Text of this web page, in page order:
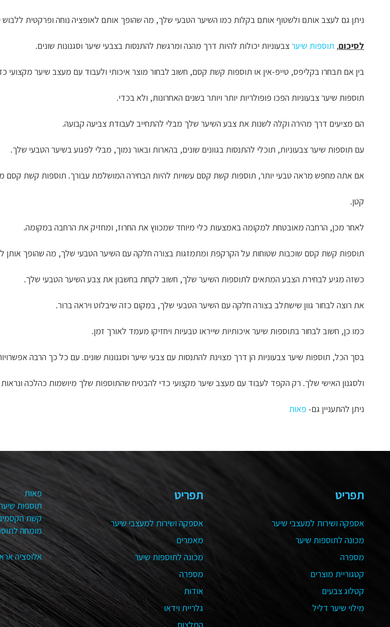
ניתן גם לעצב אותם ולשטוף אותם בקלות כמו השיער הטבעי שלך, מה שהופך אותם לאופציה נוחה ופרקטית ללבוש
לסיכום, תוספות שיערצבעוניות יכולות להיות דרך מהנה ומרגשת להתנסות בצבעי שיער וסגנונות שונים.
בין אם תבחרו בקליפס, טייפ-אין או תוספות קשת קסם, חשוב לבחור מוצר איכותי ולעבוד עם מעצב שיער מקצועי
תוספות שיער צבעוניות הפכו פופולריות יותר ויותר בשנים האחרונות, ולא בכדי.
הם מציעים דרך מהירה וקלה לשנות את צבע השיער שלך מבלי להתחייב לעבודת צביעה קבועה.
עם תוספות שיער צבעוניות, תוכלי להתנסות בגוונים שונים, בהארות ובאור נמוך, מבלי לפגוע בשיער הטבעי שלך.
אם אתה מחפש מראה טבעי יותר, תוספות קשת קסם עשויות להיות הבחירה המושלמת עבורך. תוספות קשת קסם
קטן.
לאחר מכן, הרחבה מאובטחת למקומה באמצעות כלי מיוחד שמכווץ את החרוז, ומחזיק את הרחבה במקומה.
תוספות קשת קסם שוכבות שטוחות על הקרקפת ומתמזגות בצורה חלקה עם השיער הטבעי שלך, מה שהופך אותן
כשזה מגיע לבחירת הצבע המתאים לתוספות השיער שלך, חשוב לקחת בחשבון את צבע השיער הטבעי שלך.
את רוצה לבחור גוון שישתלב בצורה חלקה עם השיער הטבעי שלך, במקום כזה שיבלוט ויראה ברור.
כמו כן, חשוב לבחור בתוספות שיער איכותיות שייראו טבעיות ויחזיקו מעמד לאורך זמן.
בסך הכל, תוספות שיער צבעוניות הן דרך מצוינת להתנסות עם צבעי שיער וסגנונות שונים. עם כל כך הרבה
ולסגנון האישי שלך. רק הקפד לעבוד עם מעצב שיער מקצועי כדי להבטיח שהתוספות שלך מיושמות כהלכה ונראות
ניתן להתעניין גם- פאות
תפריט
אספקה ושירות למעצבי שיער
מכונה לתוספות שיער
מספרה
קטגוריית מוצרים
קטלוג צבעים
מילוי שיער דליל
תפריט
אספקה ושירות למעצבי שיער
מאמרים
מכונה לתוספות שיער
מספרה
אודות
גלריית וידאו
פאות
תוספות
קשת
מומחה
אלופציה